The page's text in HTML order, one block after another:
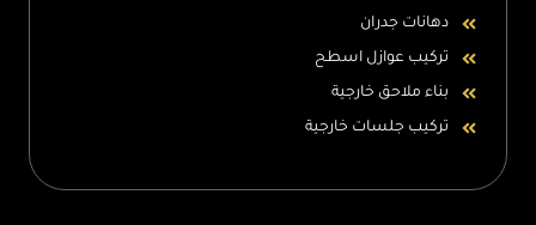
دهانات جدران
تركيب عوازل اسطح
بناء ملاحق خارجية
تركيب جلسات خارجية